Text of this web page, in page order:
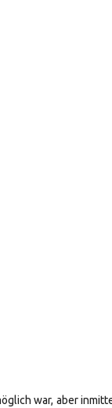
war, aber